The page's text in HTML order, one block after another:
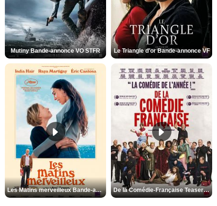
Mutiny Bande-annonce VO STFR Le Triangle d'or Bande-annonce VF
Les Matins merveilleux Bande-annonce VF De la Comédie-Française Teaser VF